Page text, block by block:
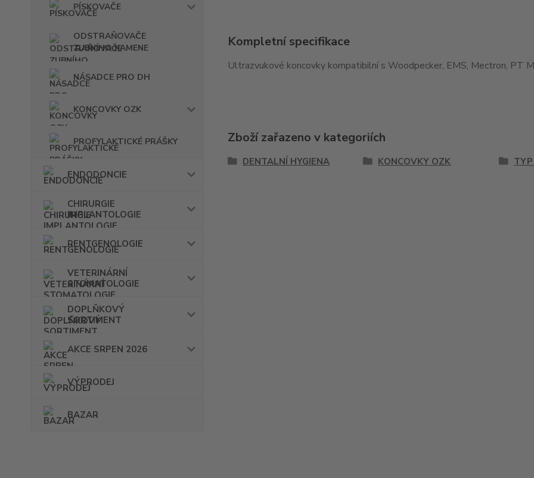
PÍSKOVAČE
ODSTRAŇOVAČE
ZUBNÍHO KAMENE
NÁSADCE PRO DH
KONCOVKY OZK
PROFYLAKTICKÉ PRÁŠKY
ENDODONCIE
CHIRURGIE
IMPLANTOLOGIE
RENTGENOLOGIE
VETERINÁRNÍ
STOMATOLOGIE
DOPLŇKOVÝ
SORTIMENT
AKCE SRPEN 2026
VÝPRODEJ
BAZAR
Kompletní specifikace
Ultrazvukové koncovky kompatibilní s Woodpecker, EMS, Mectron, PT
Zboží zařazeno v kategoriích
DENTALNÍ HYGIENA KONCOVKY OZK